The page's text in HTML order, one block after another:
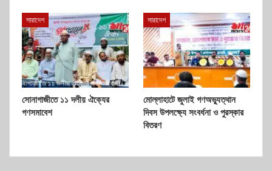
সারাদেশ
সোনাগাজীতে ১১ দলীয় ঐক্যের
গণসমাবেশ
সারাদেশ
মোল্লাহাটে জুলাই গণঅভ্যুত্থান
দিবস উপলক্ষ্যে সংবর্ধনা ও পুরস্কার
বিতরণ